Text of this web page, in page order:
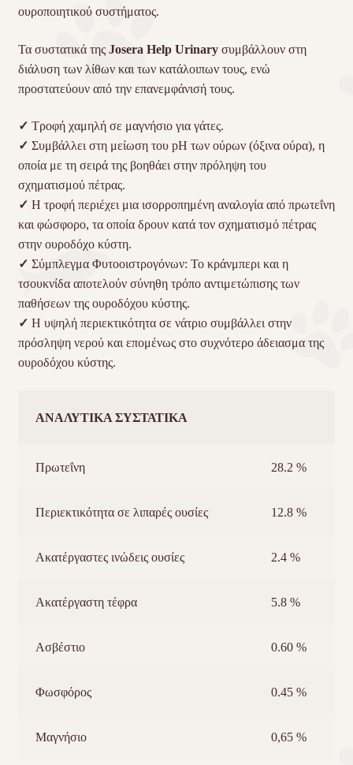
ουροποιητικού συστήματος.
Τα συστατικά της Josera Help Urinaryσυμβάλλουν στη
διάλυση των λίθων και των κατάλοιπων τους, ενώ
προστατεύουν από την επανεμφάνισή τους.
✓ Τροφή χαμηλή σε μαγνήσιο για γάτες.
✓ Συμβάλλει στη μείωση του pH των ούρων (όξινα ούρα), η
οποία με τη σειρά της βοηθάει στην πρόληψη του
σχηματισμού πέτρας.
✓ Η τροφή περιέχει μια ισορροπημένη αναλογία από πρωτεΐνη
και φώσφορο, τα οποία δρουν κατά τον σχηματισμό πέτρας
στην ουροδόχο κύστη.
✓ Σύμπλεγμα Φυτοοιστρογόνων: Το κράνμπερι και η
τσουκνίδα αποτελούν σύνηθη τρόπο αντιμετώπισης των
παθήσεων της ουροδόχου κύστης.
✓ Η υψηλή περιεκτικότητα σε νάτριο συμβάλλει στην
πρόσληψη νερού και επομένως στο συχνότερο άδειασμα της
ουροδόχου κύστης.
ΑΝΑΛΥΤΙΚΑ ΣΥΣΤΑΤΙΚΑ
Πρωτεΐνη 28.2 %
Περιεκτικότητα σε λιπαρές ουσίες 12.8 %
Ακατέργαστες ινώδεις ουσίες 2.4 %
Ακατέργαστη τέφρα 5.8 %
Aσβέστιο 0.60 %
Φωσφόρος 0.45 %
Μαγνήσιο 0,65 %